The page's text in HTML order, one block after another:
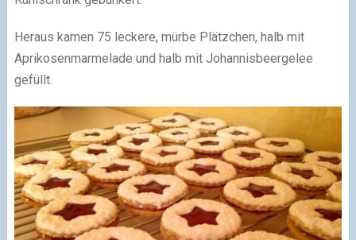
Heraus kamen 75 leckere, mürbe Plätzchen, halb mit
Aprikosenmarmelade und halb mit Johannisbeergelee
gefüllt.